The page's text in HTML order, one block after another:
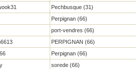
Pechbusque (31)
Perpignan (66)
port-vendres (66)
PERPIGNAN (66)
Perpignan (66)
sorede (66)